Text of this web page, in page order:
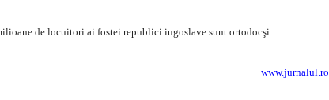
de locuitori ai fostei republici iugoslave sunt ortodocşi.
www.jurnalul.ro